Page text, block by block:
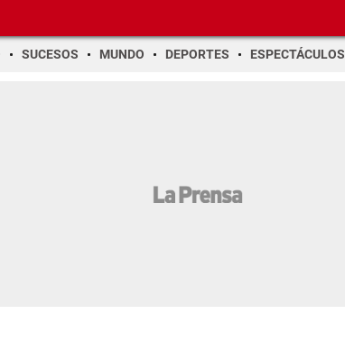
SUCESOS MUNDO DEPORTES ESPECTÁCULOS